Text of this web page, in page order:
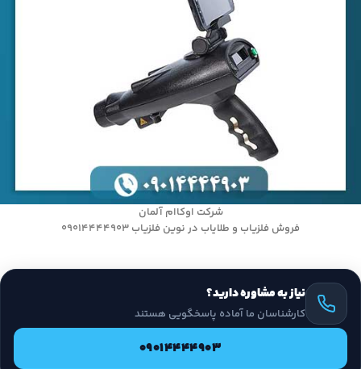
شرکت اوکاام آلمان
فروش فلزیاب و طلایاب در نوین فلزیاب 09014444903
نیاز به مشاوره دارید؟
کارشناسان ما آماده پاسخگویی هستند
09014444903